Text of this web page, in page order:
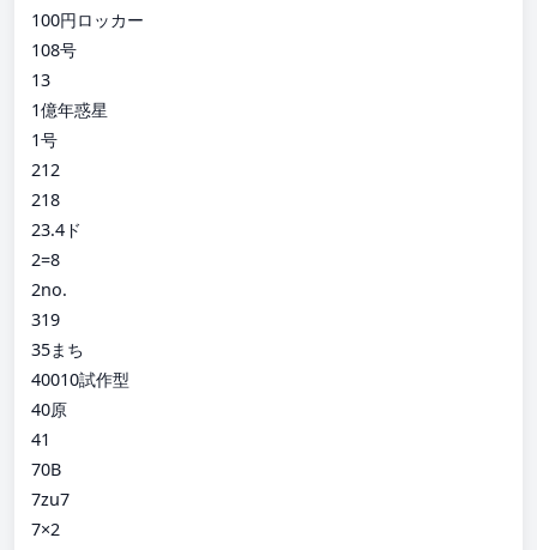
100円ロッカー
108号
13
1億年惑星
1号
212
218
23.4ド
2=8
2no.
319
35まち
40010試作型
40原
41
70B
7zu7
7×2